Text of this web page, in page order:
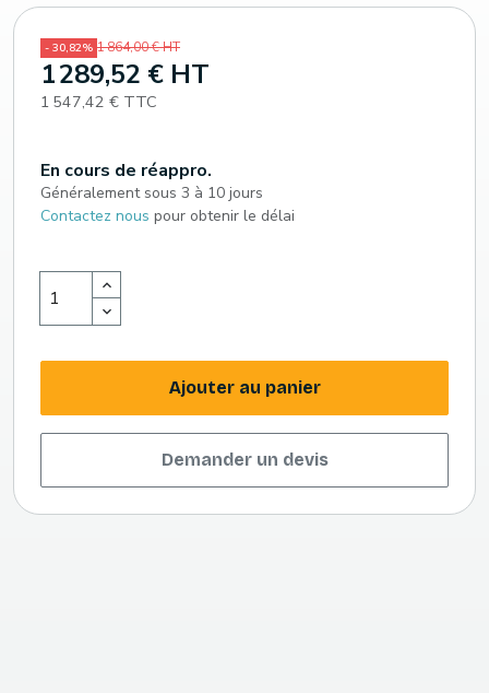
- 30,82% 1 864,00 € HT
1 289,52 € HT
1 547,42 € TTC
En cours de réappro.
Généralement sous 3 à 10 jours
Contactez nous pour obtenir le délai
Ajouter au panier
Demander un devis